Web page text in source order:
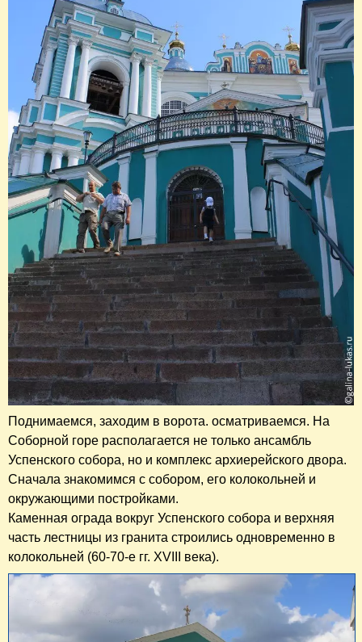
Поднимаемся, заходим в ворота. осматриваемся. На
Соборной горе располагается не только ансамбль
Успенского собора, но и комплекс архиерейского двора.
Сначала знакомимся с собором, его колокольней и
окружающими постройками.
Каменная ограда вокруг Успенского собора и верхняя
часть лестницы из гранита строились одновременно в
колокольней (60-70-е гг. XVIII века).